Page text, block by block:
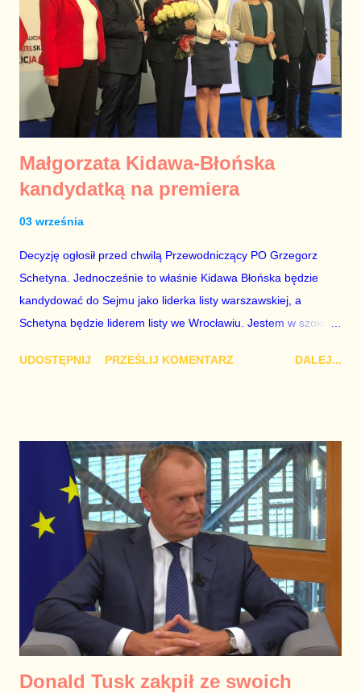
Było dla mnie jasne, że Tusk zaczyna mieć obsesję na punkcie
swojej władzy – w państwie i w partii, ale w partii zwłaszcza.
Grzegorz Schetyna został jednak szefem klubu
parlamentarnego, co w warunkach partii rządzącej ciężko
uznać za zesłanie, więc pomyślałem, że nie jest tragicznie.
Kilka miesię...
Małgorzata Kidawa-Błońska
kandydatką na premiera
03 września
Decyzję ogłosił przed chwilą Przewodniczący PO Grzegorz
Schetyna. Jednocześnie to właśnie Kidawa Błońska będzie
kandydować do Sejmu jako liderka listy warszawskiej, a
Schetyna będzie liderem listy we Wrocławiu. Jestem w szoku.
UDOSTĘPNIJ
PRZEŚLIJ KOMENTARZ DALEJ...
Donald Tusk zakpił ze swoich